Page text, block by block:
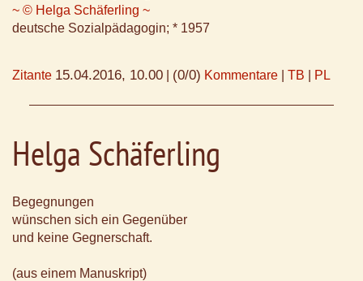
~ © Helga Schäferling ~
deutsche Sozialpädagogin; * 1957
Zitante 15.04.2016, 10.00 (0/0) Kommentare TB PL
Helga Schäferling
Begegnungen
wünschen sich ein Gegenüber
und keine Gegnerschaft.
(aus einem Manuskript)